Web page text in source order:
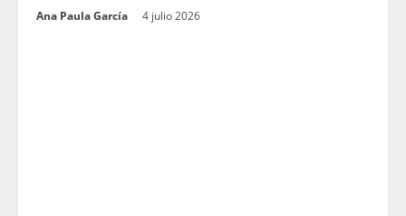
Ana Paula García 4 julio 2026